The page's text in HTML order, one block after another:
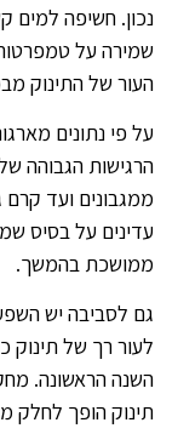
נכון. חשיפה למים
שמירה על
העור של התינוק
הרגישות הגבוהה
ממגבונים ועד קרם
עדינים על בסיס
ממושכת בהמשך.
גם לסביבה יש
לעור רך של תינוק
השנה הראשונה.
תינוק הופך לחלק